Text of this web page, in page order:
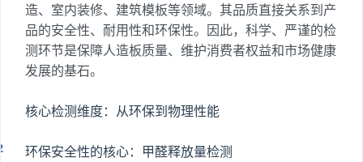
造、室内装修、建筑模板等领域。其品质直接关系到产
品的安全性、耐用性和环保性。因此，科学、严谨的检
测环节是保障人造板质量、维护消费者权益和市场健康
发展的基石。
核心检测维度：从环保到物理性能
环保安全性的核心：甲醛释放量检测